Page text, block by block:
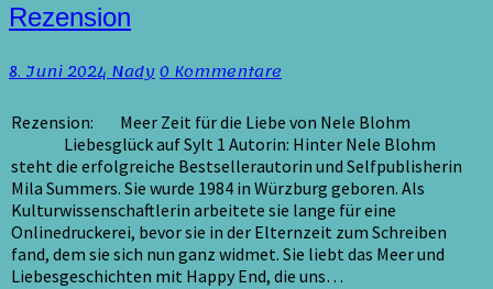
für
Liebe
Nele
Blohm
Rezension
Rezension
8. Juni 2024NadyKommentare
0 Kommentare
Rezension: Meer Zeit für die Liebe von Nele Blohm
Liebesglück auf Sylt 1 Autorin: Hinter Nele Blohm
steht die erfolgreiche Bestsellerautorin und Selfpublisherin
Mila Summers. Sie wurde 1984 in Würzburg geboren. Als
Kulturwissenschaftlerin arbeitete sie lange für eine
Onlinedruckerei, bevor sie in der Elternzeit zum Schreiben
fand, dem sie sich nun ganz widmet. Sie liebt das Meer und
Liebesgeschichten mit Happy End, die uns…